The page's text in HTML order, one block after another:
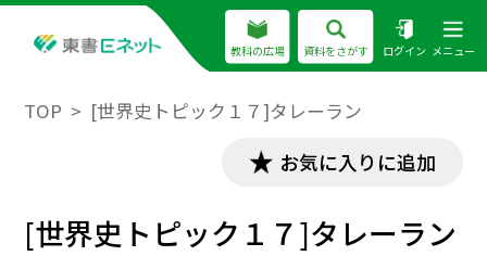
教科の広場 資料をさがす ログイン メニュー
TOP [世界史トピック１７]タレーラン
お気に入りに追加
[世界史トピック１７]タレーラン